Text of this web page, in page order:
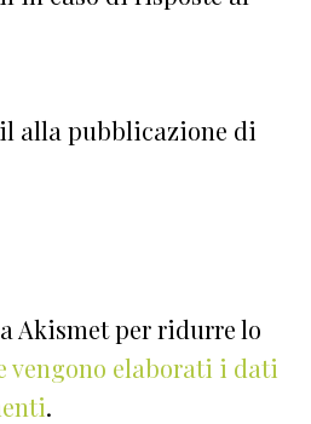
alla pubblicazione di
Akismet per ridurre lo
vengono elaborati i dati
.